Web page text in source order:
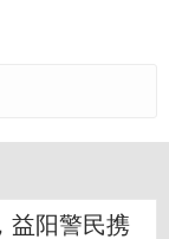
益阳警民携